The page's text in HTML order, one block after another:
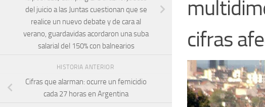
cifras
del juicio a las Juntas cuestionan que se
realice un nuevo debate y de cara al
verano, guardavidas acordaron una suba
salarial del 150% con balnearios
HISTORIA ANTERIOR
Cifras que alarman: ocurre un femicidio
cada 27 horas en Argentina